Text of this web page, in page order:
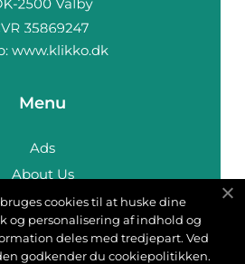
www.klikko.dk
Menu
Ads
About Us
Cookies
Contact
Sitemap
cookies til at huske dine
og personalisering af indhold og
deles med tredjepart. Ved
godkender du cookiepolitikken.